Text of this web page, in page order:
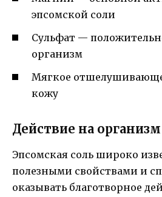
эпсомской соли
Сульфат —
организм
Мягкое
кожу
Действие на организм
Эпсомская соль широко
полезными свойствами и
оказывать благотворное